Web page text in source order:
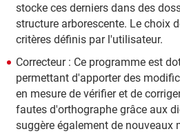
stocke ces derniers dans des
structure arborescente. Le choix
critères définis par l'utilisateur.
Correcteur : Ce programme est
permettant d'apporter des
en mesure de vérifier et de
fautes d'orthographe grâce aux
suggère également de nouveaux